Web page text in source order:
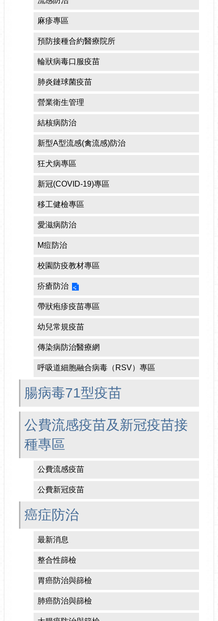
麻疹專區
預防接種合約醫療院所
輪狀病毒口服疫苗
肺炎鏈球菌疫苗
營業衛生管理
結核病防治
新型A型流感(禽流感)防治
狂犬病專區
新冠(COVID-19)專區
移工健檢專區
愛滋病防治
M痘防治
校園防疫教材專區
疥瘡防治
帶狀疱疹疫苗專區
幼兒常規疫苗
傳染病防治醫療網
呼吸道細胞融合病毒（RSV）專區
腸病毒71型疫苗
公費流感疫苗及新冠疫苗接
種專區
公費流感疫苗
公費新冠疫苗
癌症防治
最新消息
整合性篩檢
胃癌防治與篩檢
肺癌防治與篩檢